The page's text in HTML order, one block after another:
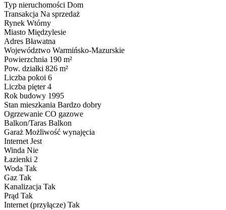
Typ nieruchomości Dom
Transakcja Na sprzedaż
Rynek Wtórny
Miasto Międzylesie
Adres Bławatna
Województwo Warmińsko-Mazurskie
Powierzchnia 190 m²
Pow. działki 826 m²
Liczba pokoi 6
Liczba pięter 4
Rok budowy 1995
Stan mieszkania Bardzo dobry
Ogrzewanie CO gazowe
Balkon/Taras Balkon
Garaż Możliwość wynajęcia
Internet Jest
Winda Nie
Łazienki 2
Woda Tak
Gaz Tak
Kanalizacja Tak
Prąd Tak
Internet (przyłącze) Tak